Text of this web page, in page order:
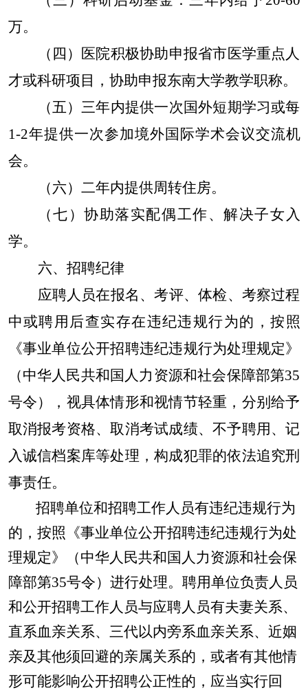
万。
（四）医院积极协助申报省市医学重点人
才或科研项目，协助申报东南大学教学职称。
（五）三年内提供一次国外短期学习或每
1-2年提供一次参加境外国际学术会议交流机
会。
（六）二年内提供周转住房。
（七）协助落实配偶工作、解决子女入
学。
六、招聘纪律
应聘人员在报名、考评、体检、考察过程
中或聘用后查实存在违纪违规行为的，按照
《事业单位公开招聘违纪违规行为处理规定》
（中华人民共和国人力资源和社会保障部第35
号令），视具体情形和视情节轻重，分别给予
取消报考资格、取消考试成绩、不予聘用、记
入诚信档案库等处理，构成犯罪的依法追究刑
事责任。
招聘单位和招聘工作人员有违纪违规行为
的，按照《事业单位公开招聘违纪违规行为处
理规定》（中华人民共和国人力资源和社会保
障部第35号令）进行处理。聘用单位负责人员
和公开招聘工作人员与应聘人员有夫妻关系、
直系血亲关系、 三代以内旁系血亲关系、近姻
亲及其他须回避的亲属关系的，或者有其他情
形可能影响公开招聘公正性的，应当实行回